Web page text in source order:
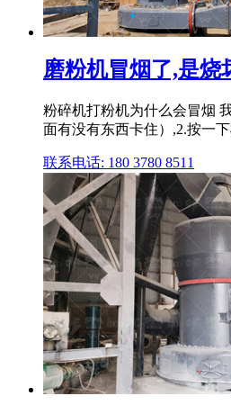
磨粉机冒烟了,是烧
粉碎机打粉机为什么会冒烟
面有没有东西卡住）,2.按一
联系电话: 180 3780 8511